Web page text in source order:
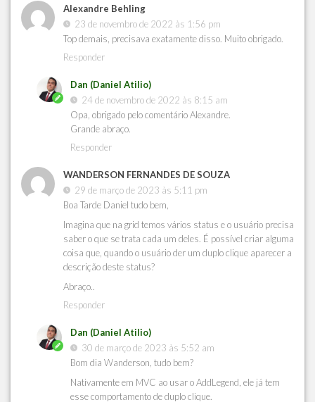
Alexandre Behling
23 de novembro de 2022 às 1:56 pm
Top demais, precisava exatamente disso. Muito obrigado.
Responder
Dan (Daniel Atilio)
24 de novembro de 2022 às 8:15 am
Opa, obrigado pelo comentário Alexandre.
Grande abraço.
Responder
WANDERSON FERNANDES DE SOUZA
29 de março de 2023 às 5:11 pm
Boa Tarde Daniel tudo bem,
Imagina que na grid temos vários status e o usuário precisa
saber o que se trata cada um deles. É possível criar alguma
coisa que, quando o usuário der um duplo clique aparecer a
descrição deste status?
Abraço..
Responder
Dan (Daniel Atilio)
30 de março de 2023 às 5:52 am
Bom dia Wanderson, tudo bem?
Nativamente em MVC ao usar o AddLegend, ele já tem
esse comportamento de duplo clique.